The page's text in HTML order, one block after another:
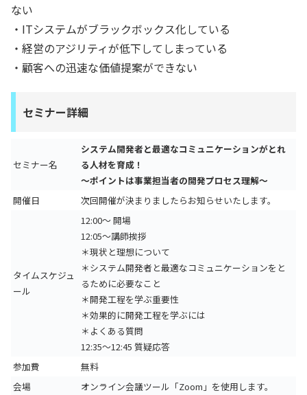
ない
・ITシステムがブラックボックス化している
・経営のアジリティが低下してしまっている
・顧客への迅速な価値提案ができない
セミナー詳細
セミナー名
システム開発者と最適なコミュニケーションがとれ
る人材を育成！
～ポイントは事業担当者の開発プロセス理解～
開催日
次回開催が決まりましたらお知らせいたします。
タイムスケジュ
ール
12:00～ 開場
12:05～講師挨拶
＊現状と理想について
＊システム開発者と最適なコミュニケーションをと
るために必要なこと
＊開発工程を学ぶ重要性
＊効果的に開発工程を学ぶには
＊よくある質問
12:35～12:45 質疑応答
参加費
無料
会場
オンライン会議ツール「Zoom」を使用します。